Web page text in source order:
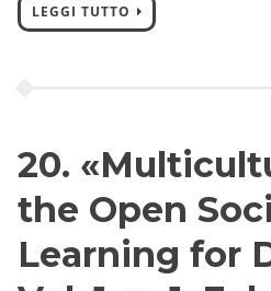
LEGGI TUTTO
20.
the Open
Learning for